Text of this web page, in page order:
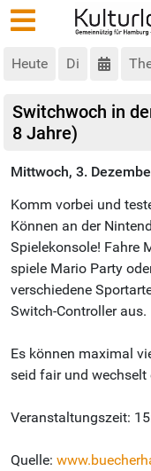
Heute Di
Switchwoch in
8 Jahre)
Mittwoch, 3.
Komm vorbei und
Können an der
Spielekonsole! Fahre
spiele Mario Party
verschiedene
Switch-Controller aus.
Es können maximal
seid fair und wechselt
Veranstaltungszeit:
Quelle: